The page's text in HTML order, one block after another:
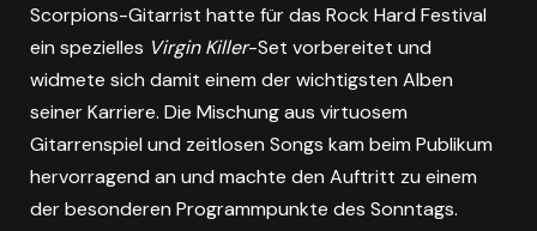
Scorpions-Gitarrist hatte für das Rock Hard Festival
ein spezielles Virgin Killer-Set vorbereitet und
widmete sich damit einem der wichtigsten Alben
seiner Karriere. Die Mischung aus virtuosem
Gitarrenspiel und zeitlosen Songs kam beim Publikum
hervorragend an und machte den Auftritt zu einem
der besonderen Programmpunkte des Sonntags.